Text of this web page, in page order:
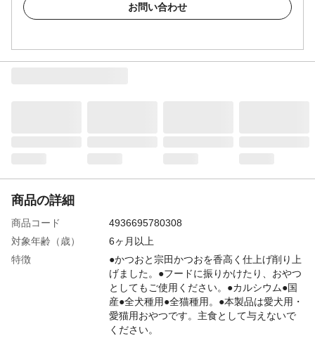
お問い合わせ
商品の詳細
商品コード
4936695780308
対象年齢（歳）
6ヶ月以上
特徴
●かつおと宗田かつおを香高く仕上げ削り上
げました。●フードに振りかけたり、おやつ
としてもご使用ください。●カルシウム●国
産●全犬種用●全猫種用。●本製品は愛犬用・
愛猫用おやつです。主食として与えないで
ください。